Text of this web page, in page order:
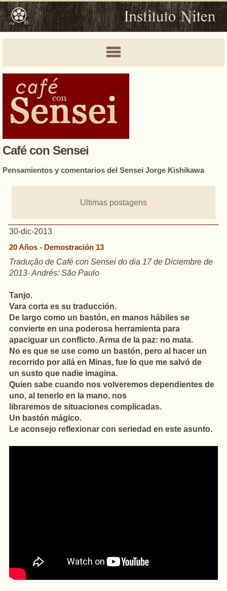
Café con Sensei
Pensamientos y comentarios del Sensei Jorge Kishikawa
Ultimas postagens
30-dic-2013
20 Años - Demostración 13
Tradução de Café con Sensei do dia 17 de Diciembre de
2013- Andrés: São Paulo
Tanjo.
Vara corta es su traducción.
De largo como un bastón, en manos hábiles se
convierte en una poderosa herramienta para
apaciguar un conflicto. Arma de la paz: no mata.
No es que se use como un bastón, pero al hacer un
recorrido por allá en Minas, fue lo que me salvó de
un susto que nadie imagina.
Quien sabe cuando nos volveremos dependientes de
uno, al tenerlo en la mano, nos
libraremos de situaciones complicadas.
Un bastón mágico.
Le aconsejo reflexionar con seriedad en este asunto.